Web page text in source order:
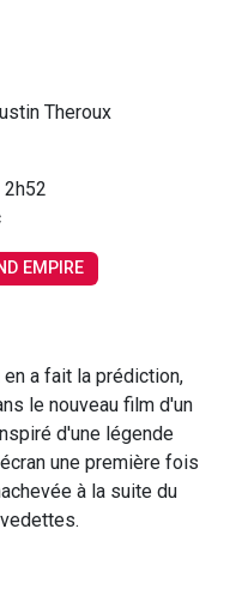
Theroux
2h52
EMPIRE
a fait la prédiction,
le nouveau film d'un
d'une légende
une première fois
à la suite du